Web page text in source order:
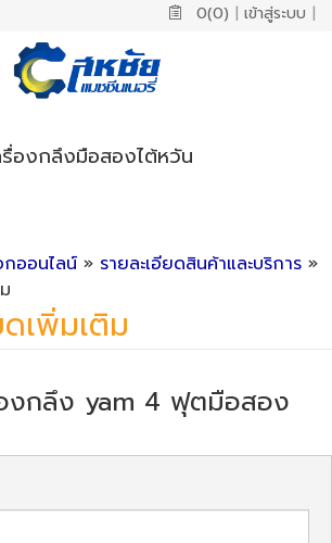
0(0) | เข้าสู่ระบบ |
รื่องกลึงมือสองไต้หวัน
ออนไลน์ » รายละเอียดสินค้าและบริการ »
ดเพิ่มเติม
งกลึง yam 4 ฟุตมือสอง